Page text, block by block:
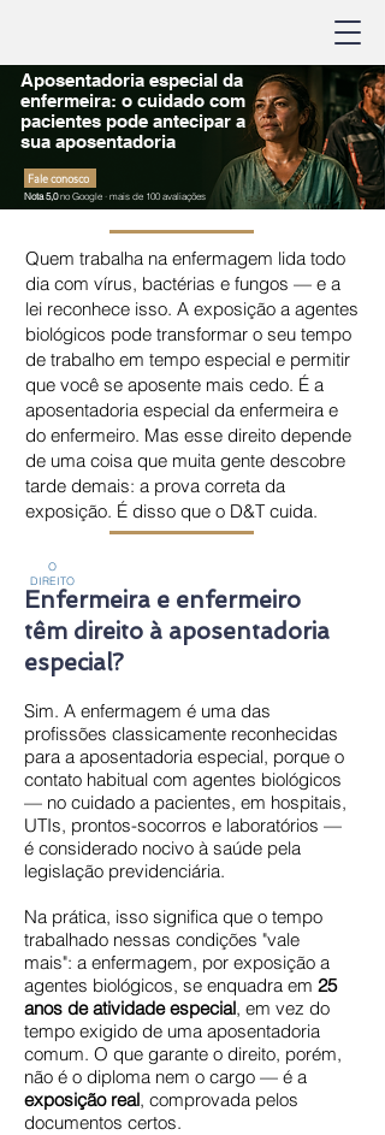
Aposentadoria especial da
enfermeira: o cuidado com
pacientes pode antecipar a
sua aposentadoria
Fale conosco
Nota 5,0no Google · mais de 100 avaliações
Quem trabalha na enfermagem lida todo
dia com vírus, bactérias e fungos — e a
lei reconhece isso. A exposição a agentes
biológicos pode transformar o seu tempo
de trabalho em tempo especial e permitir
que você se aposente mais cedo. É a
aposentadoria especial da enfermeira e
do enfermeiro. Mas esse direito depende
de uma coisa que muita gente descobre
tarde demais: a prova correta da
exposição. É disso que o D&T cuida.
O
DIREITO
Enfermeira e enfermeiro
têm direito à aposentadoria
especial?
Sim. A enfermagem é uma das
profissões classicamente reconhecidas
para a aposentadoria especial, porque o
contato habitual com agentes biológicos
— no cuidado a pacientes, em hospitais,
UTIs, prontos-socorros e laboratórios —
é considerado nocivo à saúde pela
legislação previdenciária.
Na prática, isso significa que o tempo
trabalhado nessas condições "vale
mais": a enfermagem, por exposição a
agentes biológicos, se enquadra em 25
anos de atividade especial, em vez do
tempo exigido de uma aposentadoria
comum. O que garante o direito, porém,
não é o diploma nem o cargo — é a
exposição real, comprovada pelos
documentos certos.